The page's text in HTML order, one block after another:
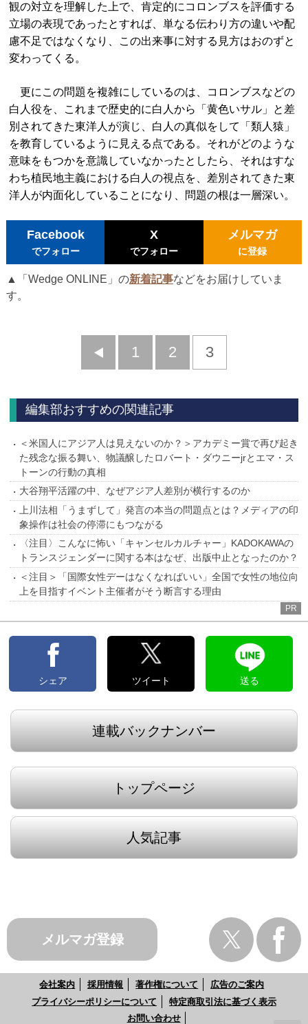
観の対立を理解した上で、肯定的にコロンブスを評価する
立場の表現であったとすれば、単なる伝わり方の違いや配
慮不足ではなくなり、この出来事に対する見方はおのずと
変わってくる。
更にこの問題を複雑にしているのは、コロンブスなどの
白人役を、これまで歴史的に白人から「黄色いサル」と差
別されてきた東洋人が演じ、白人の真似をして「類人猿」
を教育しているように見える点である。それがどのような
意味をもつかを意識していなかったとしたら、それはすな
わち植民地主義における白人の視点を、差別されてきた東
洋人が内面化していることになり、問題の根は一層深い。
Facebook
でフォロー
X
でフォロー
メルマガ
に登録
▲「Wedge ONLINE」の新着記事などをお届けしていま
す。
前
1 2 3
編集部おすすめの関連記事
＜米国人にアジア人は見えないのか？＞アカデミー賞で再び起き
た残念な振る舞い、物議醸したロバート・ダウニーjrとエマ・ス
トーンの行動の真相
大谷翔平活躍の中、なぜアジア人差別が横行するのか
上川法相「うまずして」発言の本当の問題点とは？メディアの印
象操作は社会の停滞にもつながる
〈注目〉こんなに怖い「キャンセルカルチャー」KADOKAWAの
トランスジェンダーに関する本はなぜ、出版中止となったのか？
＜注目＞「国際女性デーはなくなればいい」全国で女性の地位向
上を目指すイベント主催者がそう断言する理由
PR
シェア ツイート 送る
連載バックナンバー
トップページ
人気記事
メルマガ登録
会社案内 採用情報 著作権について
広告のご案内
プライバシーポリシーについて
特定商取引法に基づく表示
お問い合わせ